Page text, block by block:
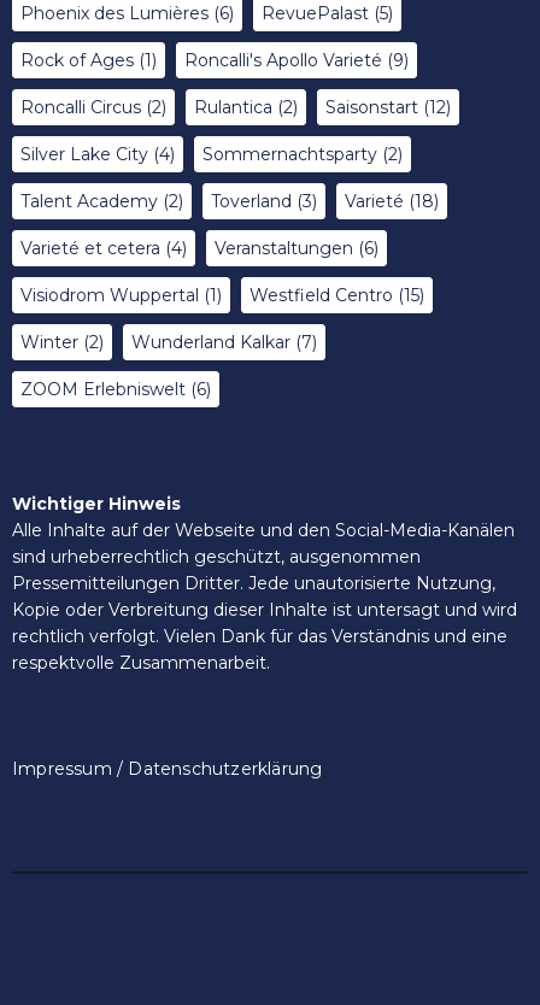
Phoenix des Lumières (6) RevuePalast (5)
Rock of Ages (1) Roncalli's Apollo Varieté (9)
Roncalli Circus (2) Rulantica (2) Saisonstart (12)
Silver Lake City (4) Sommernachtsparty (2)
Talent Academy (2) Toverland (3) Varieté (18)
Varieté et cetera (4) Veranstaltungen (6)
Visiodrom Wuppertal (1) Westfield Centro (15)
Winter (2) Wunderland Kalkar (7)
ZOOM Erlebniswelt (6)
Wichtiger Hinweis
Alle Inhalte auf der Webseite und den Social-Media-Kanälen
sind urheberrechtlich geschützt, ausgenommen
Pressemitteilungen Dritter. Jede unautorisierte Nutzung,
Kopie oder Verbreitung dieser Inhalte ist untersagt und wird
rechtlich verfolgt. Vielen Dank für das Verständnis und eine
respektvolle Zusammenarbeit.
Impressum / Datenschutzerklärung